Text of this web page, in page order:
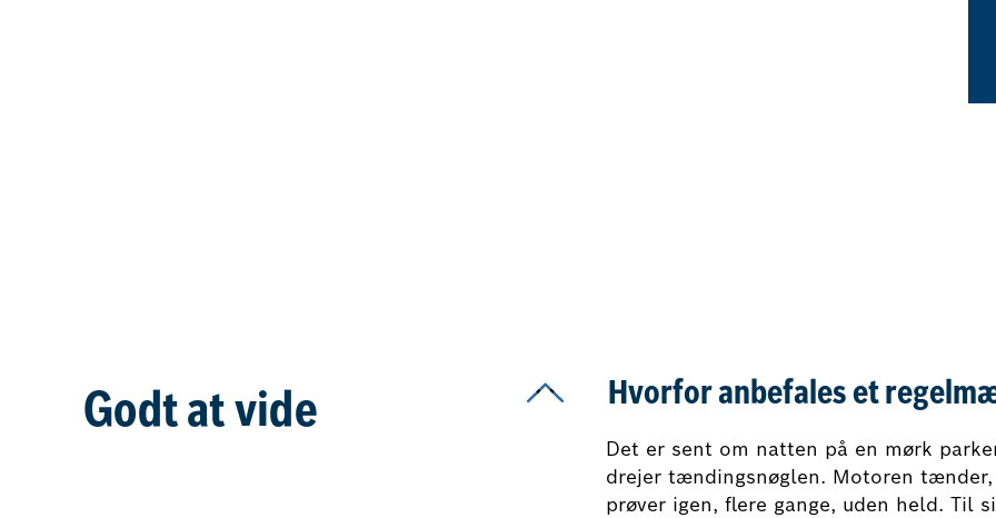
Godt at vide Hvorfor anbefales et
Det er sent om natten på en mørk
drejer tændingsnøglen. Motoren
prøver igen, flere gange, uden held. Til